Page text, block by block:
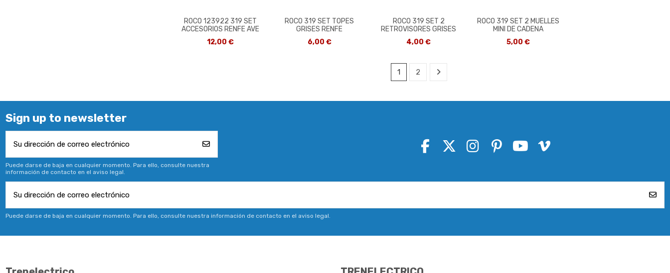
ROCO 123922 319 SET
ACCESORIOS RENFE AVE
12,00 €
ROCO 319 SET TOPES
GRISES RENFE
6,00 €
ROCO 319 SET 2
RETROVISORES GRISES
4,00 €
ROCO 319 SET 2 MUELLES
MINI DE CADENA
5,00 €
1 2
Sign up to newsletter
Puede darse de baja en cualquier momento. Para ello, consulte nuestra
información de contacto en el aviso legal.
Puede darse de baja en cualquier momento. Para ello, consulte nuestra información de contacto en el aviso legal.